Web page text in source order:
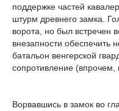
поддержке частей
штурм древнего замка.
ворота, но был встречен
внезапности обеспечить
батальон венгерской
сопротивление
Ворвавшись в замок во